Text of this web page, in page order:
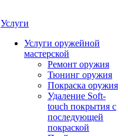
Услуги
Услуги оружейной
мастерской
Ремонт оружия
Тюнинг оружия
Покраска оружия
Удаление Soft-
touch покрытия с
последующей
покраской